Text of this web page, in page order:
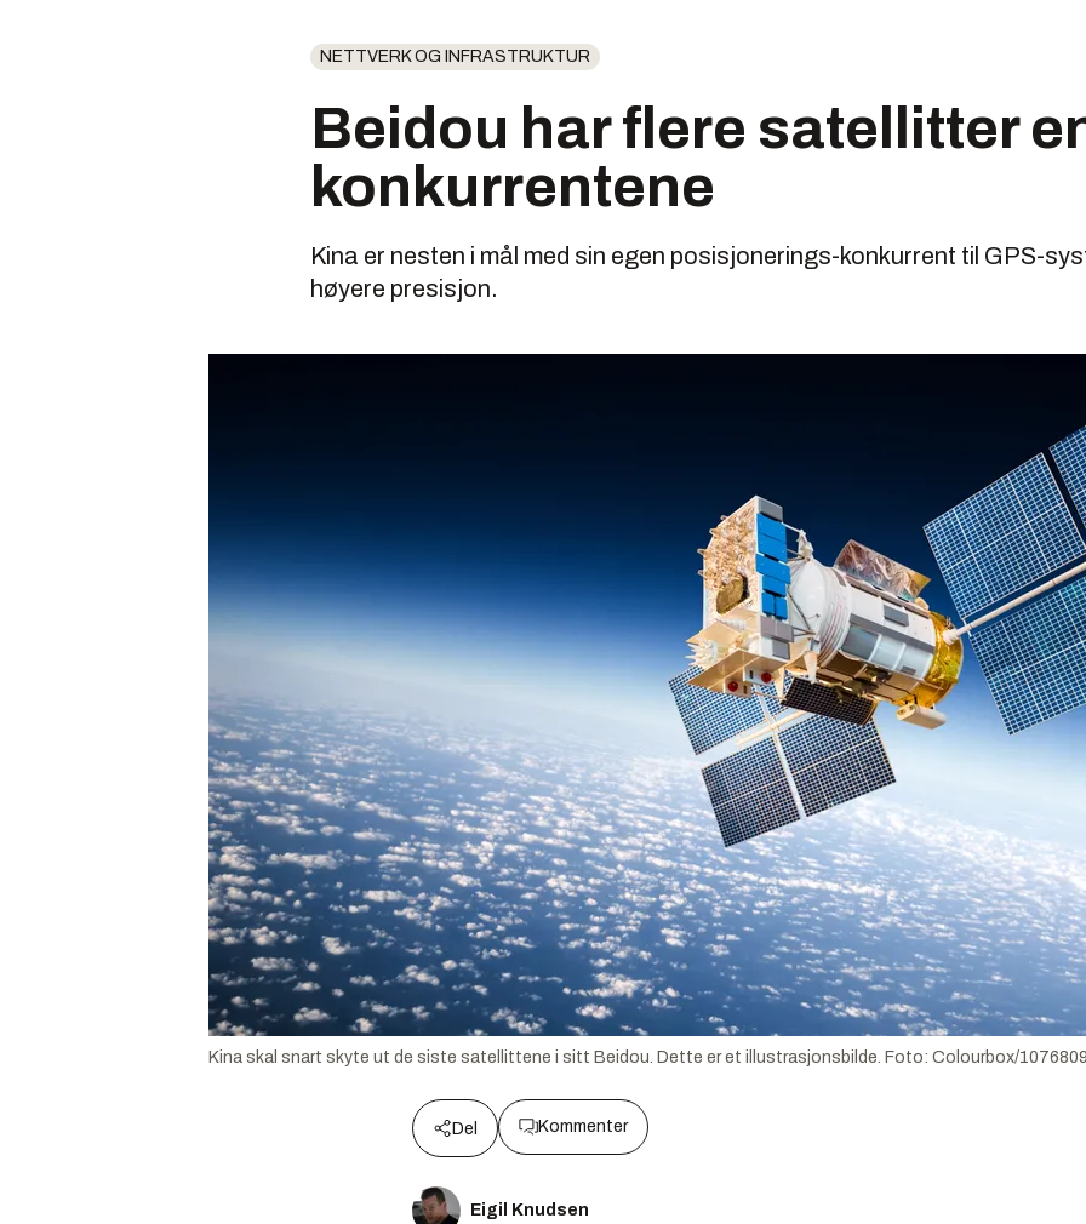
NETTVERK OG INFRASTRUKTUR
Beidou har flere satellitter
konkurrentene
Kina er nesten i mål med sin egen posisjonerings-konkurrent til GPS-
høyere presisjon.
Kina skal snart skyte ut de siste satellittene i sitt Beidou. Dette er et illustrasjonsbilde. Foto: Colourbox/
Del Kommenter
Eigil Knudsen